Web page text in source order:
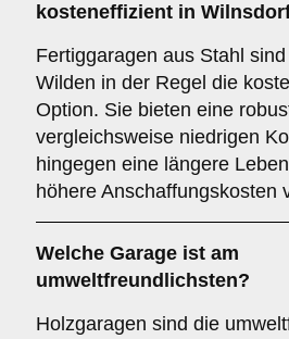
kosteneffizient in
Fertiggaragen aus Stahl
Wilden in der Regel die
Option. Sie bieten eine
vergleichsweise niedrigen
hingegen eine längere
höhere Anschaffungskosten
Welche Garage ist am
umweltfreundlichsten?
Holzgaragen sind die